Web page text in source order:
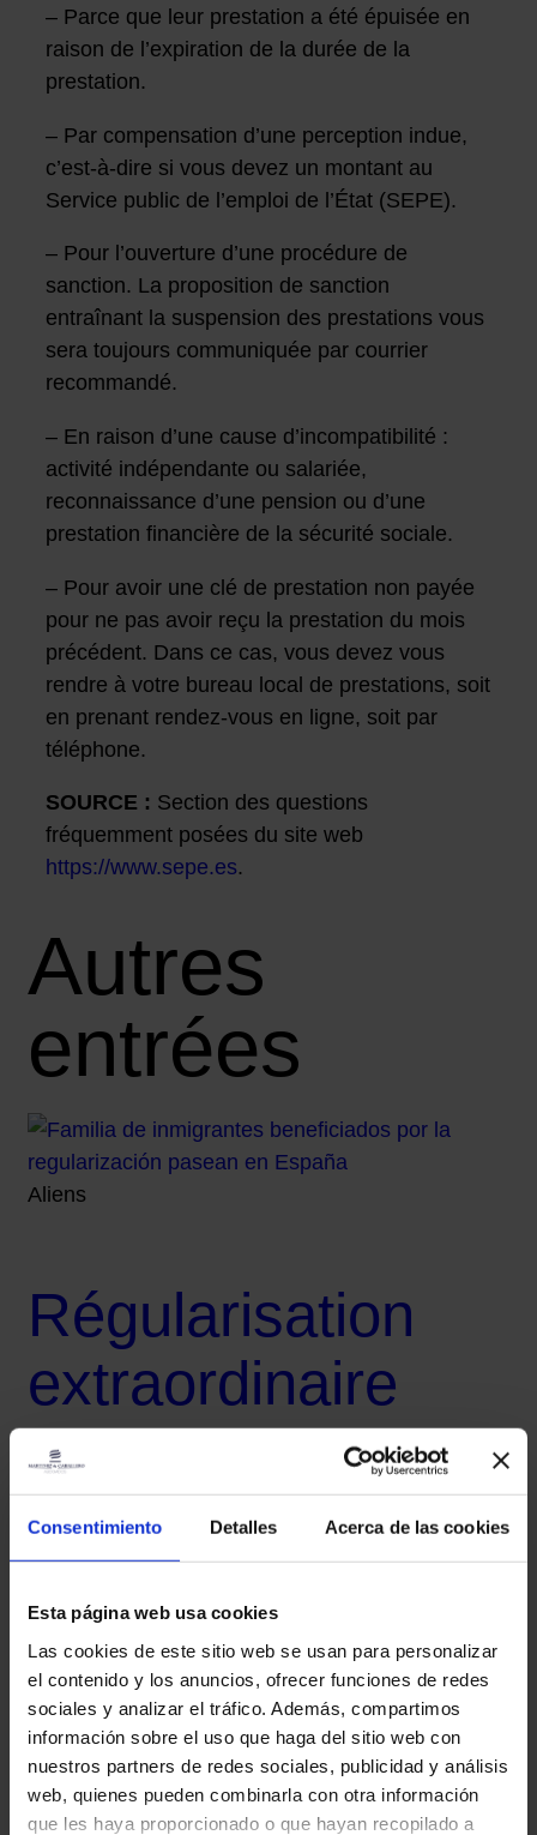
Consentimiento Detalles Acerca de las cookies
Esta página web usa cookies
Las cookies de este sitio web se usan para personalizar
el contenido y los anuncios, ofrecer funciones de redes
sociales y analizar el tráfico. Además, compartimos
información sobre el uso que haga del sitio web con
nuestros partners de redes sociales, publicidad y análisis
web, quienes pueden combinarla con otra información
que les haya proporcionado o que hayan recopilado a
– Parce que leur prestation a été épuisée en
raison de l’expiration de la durée de la
prestation.
– Par compensation d’une perception indue,
c’est-à-dire si vous devez un montant au
Service public de l’emploi de l’État (SEPE).
– Pour l’ouverture d’une procédure de
sanction. La proposition de sanction
entraînant la suspension des prestations vous
sera toujours communiquée par courrier
recommandé.
– En raison d’une cause d’incompatibilité :
activité indépendante ou salariée,
reconnaissance d’une pension ou d’une
prestation financière de la sécurité sociale.
– Pour avoir une clé de prestation non payée
pour ne pas avoir reçu la prestation du mois
précédent. Dans ce cas, vous devez vous
rendre à votre bureau local de prestations, soit
en prenant rendez-vous en ligne, soit par
téléphone.
SOURCE : Section des questions
fréquemment posées du site web
https://www.sepe.es.
Autres
entrées
Aliens
Régularisation
extraordinaire
2026 en Espagne
: exigences,
dates, qui peut la
demander et
comment s’y
préparer